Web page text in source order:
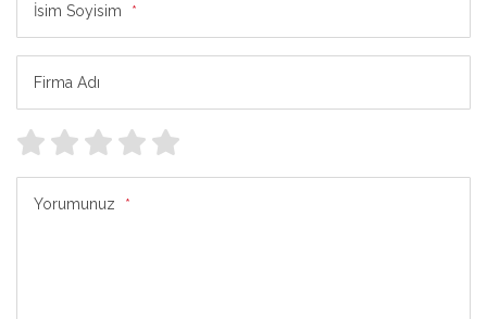
İsim Soyisim *
Firma Adı
Yorumunuz *